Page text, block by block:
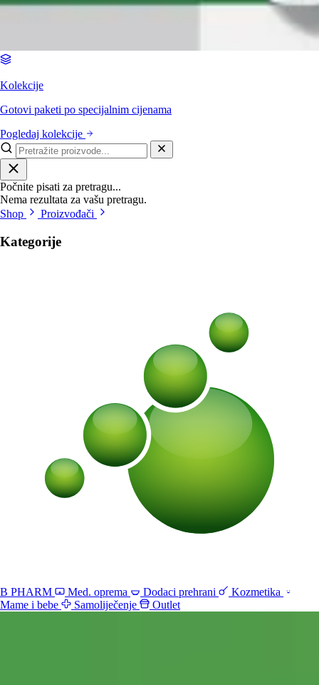
Kolekcije
Gotovi paketi po specijalnim cijenama
Pogledaj kolekcije
Počnite pisati za pretragu...
Nema rezultata za vašu pretragu.
Shop
Proizvođači
Kategorije
B PHARM Med. oprema Dodaci prehrani
Kozmetika
Mame i bebe
Samoliječenje Outlet